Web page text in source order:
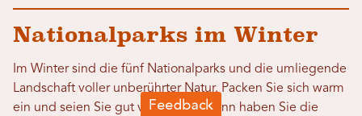
Nationalparks im Winter
Im Winter sind die fünf Nationalparks und die umliegende
Landschaft voller unberührter Natur. Packen Sie sich warm
ein und seien Sie gut vorbereitet, dann haben Sie die